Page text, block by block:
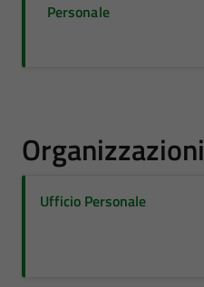
Personale
Organizzazioni
Ufficio Personale